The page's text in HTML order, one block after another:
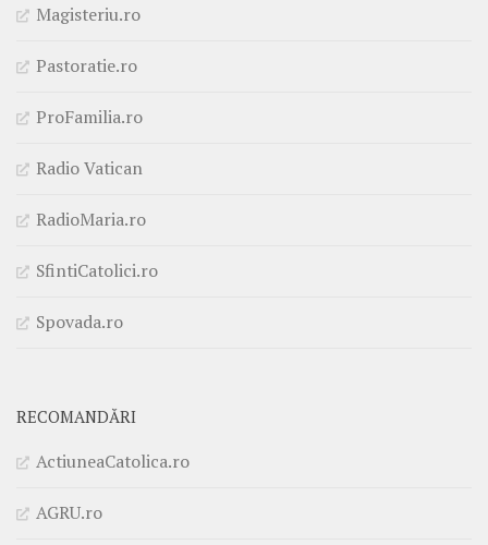
Magisteriu.ro
Pastoratie.ro
ProFamilia.ro
Radio Vatican
RadioMaria.ro
SfintiCatolici.ro
Spovada.ro
RECOMANDĂRI
ActiuneaCatolica.ro
AGRU.ro